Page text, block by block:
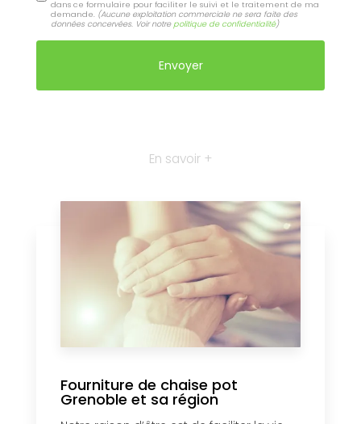
dans ce formulaire pour faciliter le suivi et le traitement de ma
demande. (Aucune exploitation commerciale ne sera faite des
données concervées. Voir notre politique de confidentialité)
En savoir +
Fourniture de chaise pot
Grenoble et sa région